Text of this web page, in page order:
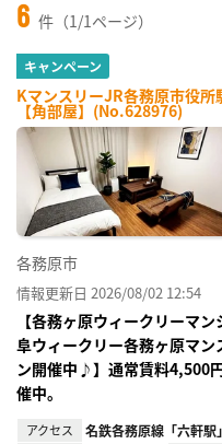
6 件（1/1ページ）
キャンペーン
KマンスリーJR各務原市役所
【角部屋】(No.628976)
各務原市
情報更新日 2026/08/02 12:54
【各務ヶ原ウィークリーマ
阜ウィークリー各務ヶ原マ
ン開催中♪】通常賃料4,500
催中。
アクセス 名鉄各務原線「六軒駅」